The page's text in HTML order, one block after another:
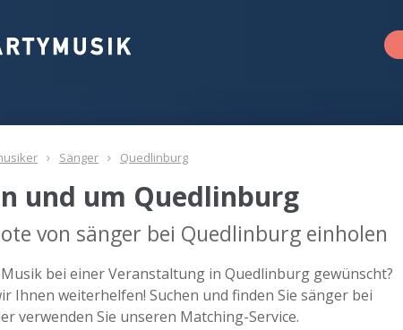
Sänger Quedlinburg
und um Quedlinburg
von sänger bei Quedlinburg einholen
bei einer Veranstaltung in Quedlinburg gewünscht?
Ihnen weiterhelfen! Suchen und finden Sie sänger bei
verwenden Sie unseren Matching-Service.